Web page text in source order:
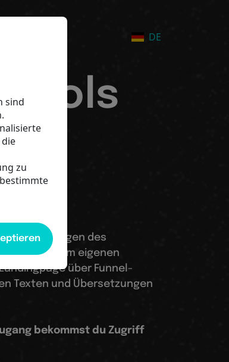
zur
DE
Tools
und Lösungen des
in deinem eigenen
über Funnel-
Texten und Übersetzungen
bekommst du Zugriff
sind
zu